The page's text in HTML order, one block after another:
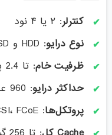
کنترلر: ۲ یا ۴ نود
نوع درایو: HDD و SSD (ترکیبی)
ظرفیت خام: تا 2.4 پتابایت
حداکثر درایو: 960 عدد
پروتکل‌ها: FC، iSCSI، FCoE